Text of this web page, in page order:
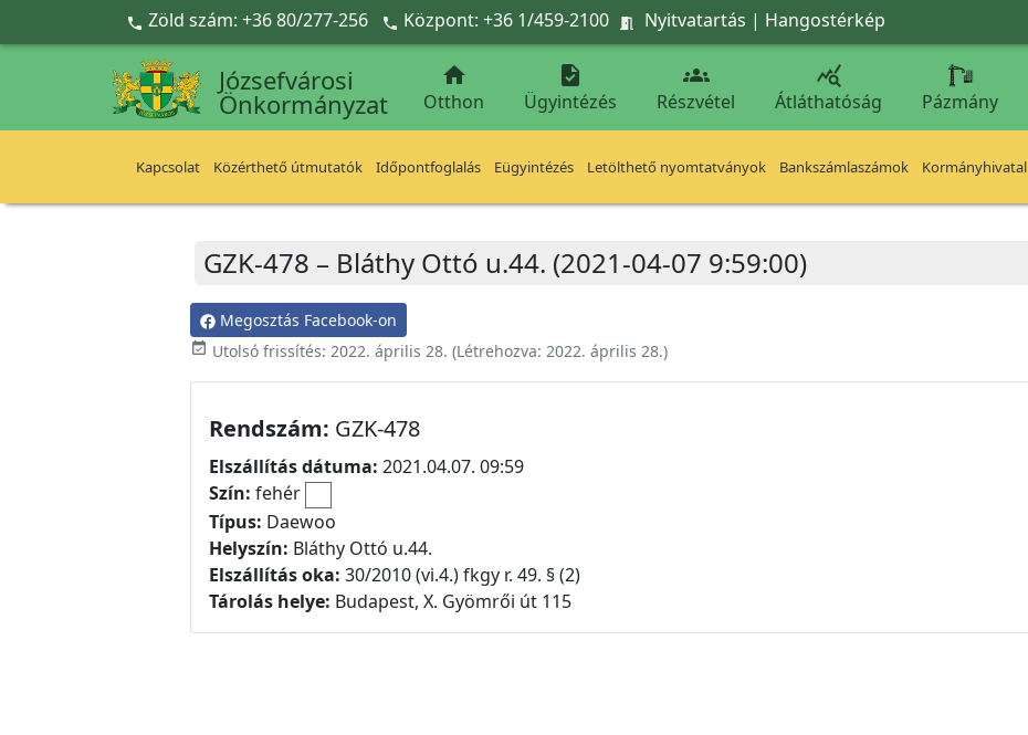
Ugrás a fő tartalomra
 Zöld szám: +36 80/277-256  Központ: +36 1/459-2100  Nyitvatartás | Hangostérkép
Józsefvárosi
Önkormányzat

Otthon

Ügyintézés

Részvétel

Átláthatóság Pázmány
Kapcsolat Közérthető útmutatók Időpontfoglalás Eügyintézés Letölthető nyomtatványok Bankszámlaszámok Kormányhivatal
GZK-478 – Bláthy Ottó u.44. (2021-04-07 9:59:00)
Megosztás Facebook-on
event_available Utolsó frissítés: 2022. április 28. (Létrehozva: 2022. április 28.)
Rendszám: GZK-478
Elszállítás dátuma: 2021.04.07. 09:59
Szín: fehér
Típus: Daewoo
Helyszín: Bláthy Ottó u.44.
Elszállítás oka: 30/2010 (vi.4.) fkgy r. 49. § (2)
Tárolás helye: Budapest, X. Gyömrői út 115